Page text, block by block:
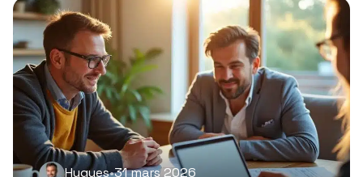
Hugues•31 mars 2026